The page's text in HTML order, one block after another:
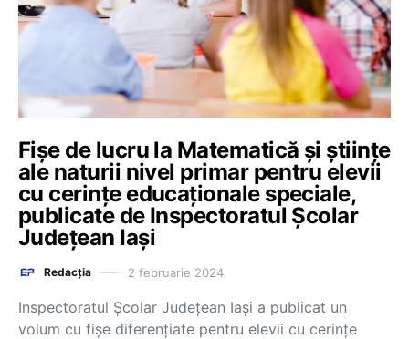
Fișe de lucru la Matematică și științe
ale naturii nivel primar pentru elevii
cu cerințe educaționale speciale,
publicate de Inspectoratul Școlar
Județean Iași
Redacția 2 februarie 2024
Inspectoratul Școlar Județean Iași a publicat un
volum cu fișe diferențiate pentru elevii cu cerințe